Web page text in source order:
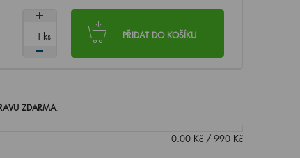
PŘIDAT DO KOŠÍKU
ks
ZDARMA.
0.00Kč/ 990Kč